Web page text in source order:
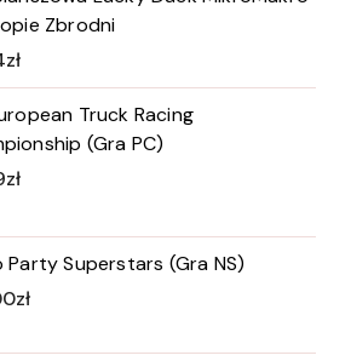
Zbrodni
zł
Truck Racing
(Gra PC)
zł
Party Superstars (Gra NS)
zł